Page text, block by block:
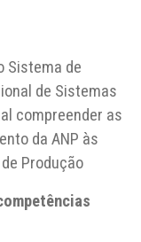
Sistema de
de Sistemas
compreender as
da ANP às
Produção